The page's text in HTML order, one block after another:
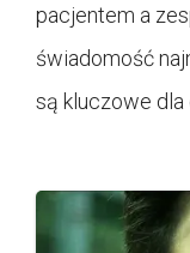
pacjentem a
świadomość
są kluczowe dla